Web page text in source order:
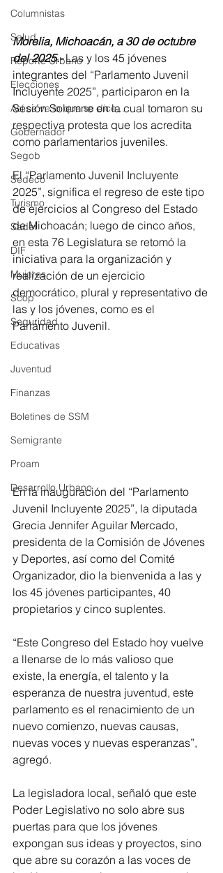
Columnistas
Salud
Reporte Urbano
Elecciones
Así se ve lo que se dice...
Gobernador
Segob
Sedeco
Turismo
Sader
DIF
Mujeres
Scop
Seguridad
Educativas
Juventud
Finanzas
Boletines de SSM
Semigrante
Proam
Desarrollo Urbano
Morelia, Michoacán, a 30 de octubre
del 2025.- Las y los 45 jóvenes
integrantes del “Parlamento Juvenil
Incluyente 2025”, participaron en la
Sesión Solemne en la cual tomaron su
respectiva protesta que los acredita
como parlamentarios juveniles.
El “Parlamento Juvenil Incluyente
2025”, significa el regreso de este tipo
de ejercicios al Congreso del Estado
de Michoacán; luego de cinco años,
en esta 76 Legislatura se retomó la
iniciativa para la organización y
realización de un ejercicio
democrático, plural y representativo de
las y los jóvenes, como es el
Parlamento Juvenil.
En la inauguración del “Parlamento
Juvenil Incluyente 2025”, la diputada
Grecia Jennifer Aguilar Mercado,
presidenta de la Comisión de Jóvenes
y Deportes, así como del Comité
Organizador, dio la bienvenida a las y
los 45 jóvenes participantes, 40
propietarios y cinco suplentes.
“Este Congreso del Estado hoy vuelve
a llenarse de lo más valioso que
existe, la energía, el talento y la
esperanza de nuestra juventud, este
parlamento es el renacimiento de un
nuevo comienzo, nuevas causas,
nuevas voces y nuevas esperanzas”,
agregó.
La legisladora local, señaló que este
Poder Legislativo no solo abre sus
puertas para que los jóvenes
expongan sus ideas y proyectos, sino
que abre su corazón a las voces de